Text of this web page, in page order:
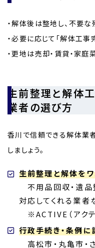
・解体後は整地し、不要
・必要に応じて「解体工事
・更地は売却・賃貸・家
生前整理と解体
業者の選び方
香川で信頼できる解体業
しましょう。
生前整理と解体を
不用品回収・遺品
対応してくれる業者
※ACTIVE（アクテ
行政手続き・条例
高松市・丸亀市・